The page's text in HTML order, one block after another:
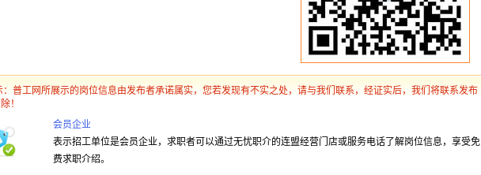
：普工网所展示的岗位信息由发布者承诺属实，您若发现有不实之处，请与我们联系，经证实后，我们将联系发布
！
会员企业
表示招工单位是会员企业，求职者可以通过无忧职介的连盟经营门店或服务电话了解岗位信息，享受免
费求职介绍。